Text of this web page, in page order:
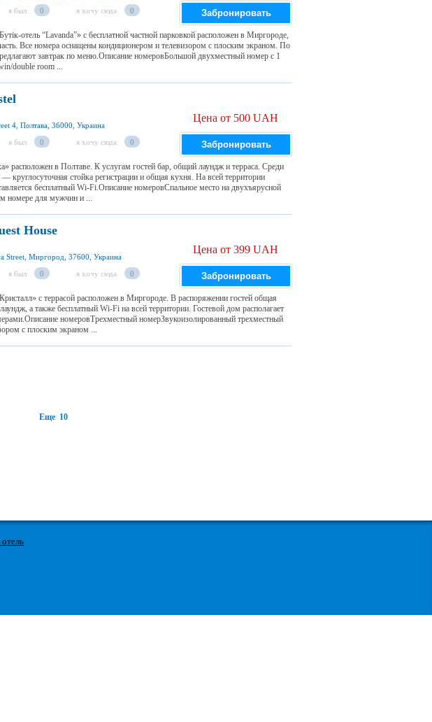
я был 0 я хочу сюда 0 Забронировать
отель “Lavanda”» с бесплатной частной парковкой расположен в Миргороде,
Все номера оснащены кондиционером и телевизором с плоским экраном. По
завтрак по меню.Описание номеровБольшой двухместный номер с 1
double room ...
4, Полтава, 36000, Украина
я был 0 я хочу сюда 0
Цена от 500 UAH
Забронировать
расположен в Полтаве. К услугам гостей бар, общий лаундж и терраса. Среди
— круглосуточная стойка регистрации и общая кухня. На всей территории
бесплатный Wi-Fi.Описание номеровСпальное место на двухъярусной
номере для мужчин и ...
House
Street, Миргород, 37600, Украина
я был 0 я хочу сюда 0
Цена от 399 UAH
Забронировать
с террасой расположен в Миргороде. В распоряжении гостей общая
а также бесплатный Wi-Fi на всей территории. Гостевой дом располагает
номеровТрехместный номерЗвукоизолированный трехместный
с плоским экраном ...
Еще 10